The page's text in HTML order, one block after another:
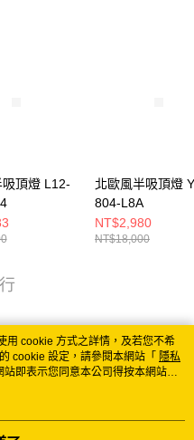
頂燈 L12-
北歐風半吸頂燈
804-L8A
NT$2,980
NT$18,000
用 cookie 方式之詳情，及若您不希
cookie 設定，請參閱本網站「 隱私
即表示您同意本公司得按本網站使